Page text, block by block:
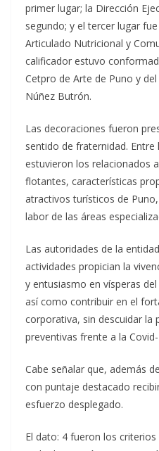
primer lugar; la Dirección
segundo; y el tercer lugar
Articulado Nutricional y
calificador estuvo
Cetpro de Arte de Puno y
Núñez Butrón.
Las decoraciones fueron
sentido de fraternidad.
estuvieron los relacionados
flotantes, características
atractivos turísticos de
labor de las áreas
Las autoridades de la
actividades propician la
y entusiasmo en vísperas
así como contribuir en el
corporativa, sin descuidar la
preventivas frente a la
Cabe señalar que, además
con puntaje destacado
esfuerzo desplegado.
El dato: 4 fueron los